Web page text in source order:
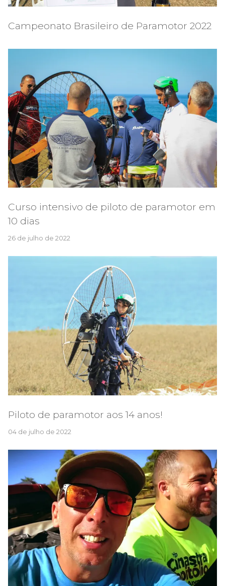
Campeonato Brasileiro de Paramotor 2022
Curso intensivo de piloto de paramotor em
10 dias
26 de julho de 2022
Piloto de paramotor aos 14 anos!
04 de julho de 2022